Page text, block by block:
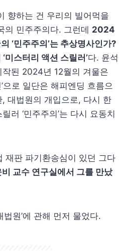
향하는 건 우리의 빌어먹을
의 민주주의다. 그런데 2024
‘민주주의’는 추상명사인가?
미스터리 액션 스릴러’다. 윤석
된 2024년 12월의 겨울은
으로 일단은 해피엔딩 흐름으
대법원의 개입으로, 다시 한
러 ‘민주주의’는 다시 요동치
재판 파기환송심이 있던 그다
교수 연구실에서 그를 만났
법원’에 관해 먼저 물었다.